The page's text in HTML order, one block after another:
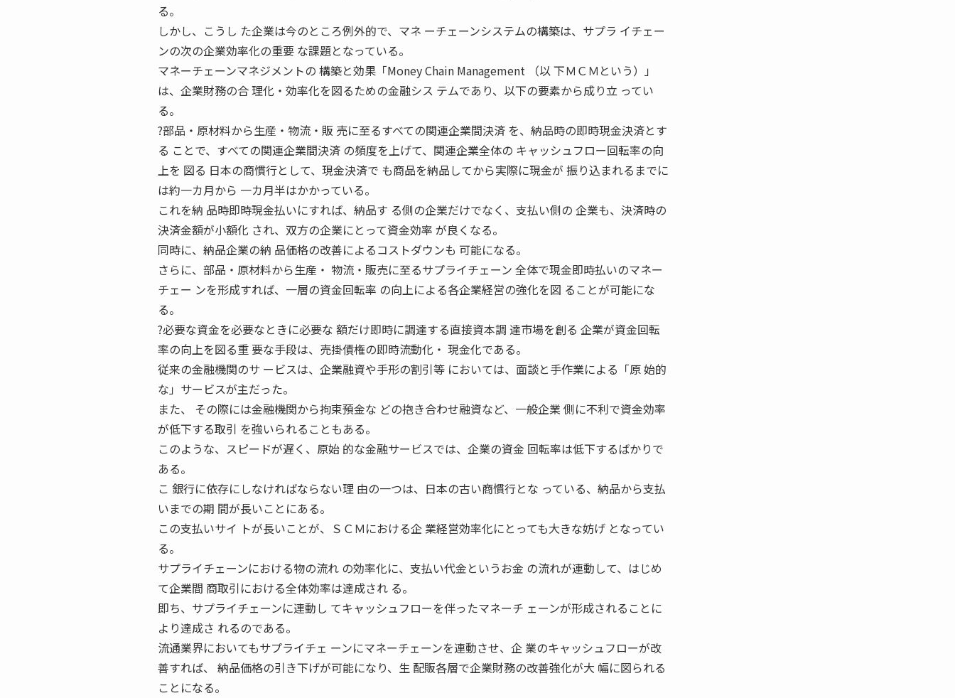
る。
しかし、こうし た企業は今のところ例外的で、マネ ーチェーンシステムの構築は、サプラ イチェー
ンの次の企業効率化の重要 な課題となっている。
マネーチェーンマネジメントの 構築と効果「Money Chain Management （以 下ＭＣＭという）」
は、企業財務の合 理化・効率化を図るための金融シス テムであり、以下の要素から成り立 ってい
る。
?部品・原材料から生産・物流・販 売に至るすべての関連企業間決済 を、納品時の即時現金決済とす
る ことで、すべての関連企業間決済 の頻度を上げて、関連企業全体の キャッシュフロー回転率の向
上を 図る 日本の商慣行として、現金決済で も商品を納品してから実際に現金が 振り込まれるまでに
は約一カ月から 一カ月半はかかっている。
これを納 品時即時現金払いにすれば、納品す る側の企業だけでなく、支払い側の 企業も、決済時の
決済金額が小額化 され、双方の企業にとって資金効率 が良くなる。
同時に、納品企業の納 品価格の改善によるコストダウンも 可能になる。
さらに、部品・原材料から生産・ 物流・販売に至るサプライチェーン 全体で現金即時払いのマネー
チェー ンを形成すれば、一層の資金回転率 の向上による各企業経営の強化を図 ることが可能にな
る。
?必要な資金を必要なときに必要な 額だけ即時に調達する直接資本調 達市場を創る 企業が資金回転
率の向上を図る重 要な手段は、売掛債権の即時流動化・ 現金化である。
従来の金融機関のサ ービスは、企業融資や手形の割引等 においては、面談と手作業による「原 始的
な」サービスが主だった。
また、 その際には金融機関から拘束預金な どの抱き合わせ融資など、一般企業 側に不利で資金効率
が低下する取引 を強いられることもある。
このような、スピードが遅く、原始 的な金融サービスでは、企業の資金 回転率は低下するばかりで
ある。
こ 銀行に依存にしなければならない理 由の一つは、日本の古い商慣行とな っている、納品から支払
いまでの期 間が長いことにある。
この支払いサイ トが長いことが、ＳＣＭにおける企 業経営効率化にとっても大きな妨げ となってい
る。
サプライチェーンにおける物の流れ の効率化に、支払い代金というお金 の流れが連動して、はじめ
て企業間 商取引における全体効率は達成され る。
即ち、サプライチェーンに連動し てキャッシュフローを伴ったマネーチ ェーンが形成されることに
より達成さ れるのである。
流通業界においてもサプライチェ ーンにマネーチェーンを連動させ、企 業のキャッシュフローが改
善すれば、 納品価格の引き下げが可能になり、生 配販各層で企業財務の改善強化が大 幅に図られる
ことになる。